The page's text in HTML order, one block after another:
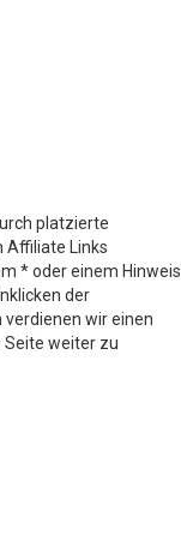
platzierte
Affiliate Links
* oder einem Hinweis
der
verdienen wir einen
Seite weiter zu